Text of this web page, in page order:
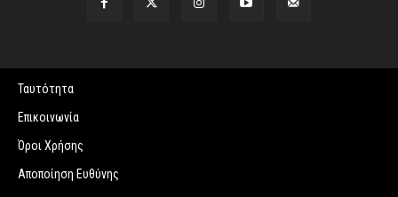
Ταυτότητα
Επικοινωνία
Όροι Χρήσης
Αποποίηση Ευθύνης